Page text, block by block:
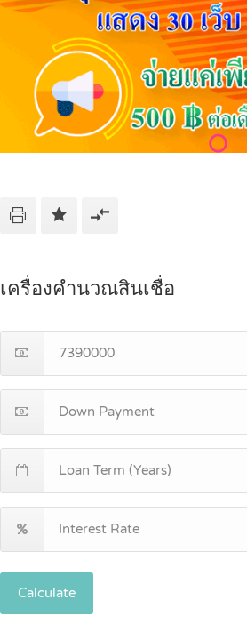
เครื่องคำนวณสินเชื่อ
Calculate